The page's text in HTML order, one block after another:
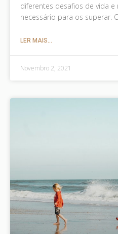
diferentes desafios de vida
necessário para os superar.
LER MAIS...
Novembro 2, 2021